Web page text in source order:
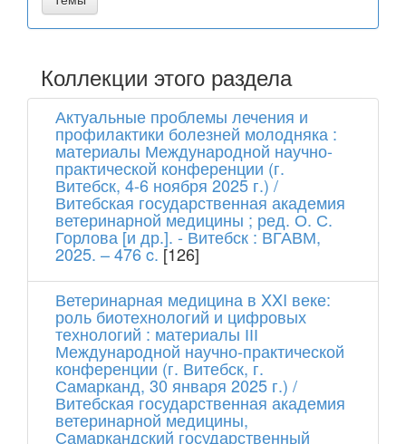
Коллекции этого раздела
Актуальные проблемы лечения и
профилактики болезней молодняка :
материалы Международной научно-
практической конференции (г.
Витебск, 4-6 ноября 2025 г.) /
Витебская государственная академия
ветеринарной медицины ; ред. О. С.
Горлова [и др.]. - Витебск : ВГАВМ,
2025. – 476 c. [126]
Ветеринарная медицина в XXI веке:
роль биотехнологий и цифровых
технологий : материалы ІІІ
Международной научно-практической
конференции (г. Витебск, г.
Самарканд, 30 января 2025 г.) /
Витебская государственная академия
ветеринарной медицины,
Самаркандский государственный